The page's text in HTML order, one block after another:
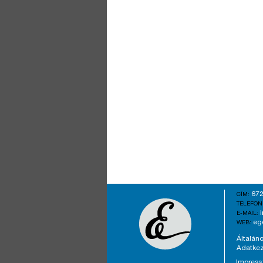
CÍM:
TELEFON:
E-MAIL:
WEB: